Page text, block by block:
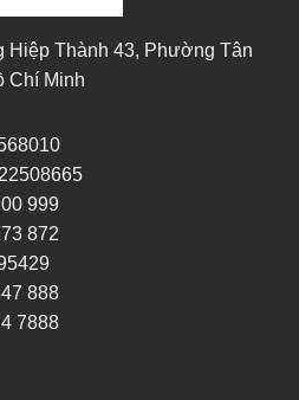
Thành 43, Phường Tân
Chí Minh
999
872
888
7888